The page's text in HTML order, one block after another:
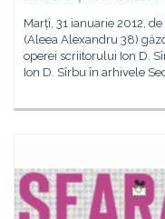
Marți, 31 ianuarie 2012,
(Aleea Alexandru 38)
operei scriitorului Ion D.
Ion D. Sîrbu în arhivele